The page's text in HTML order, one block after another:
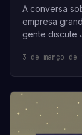
A conversa
empresa
gente discute
3 de março de